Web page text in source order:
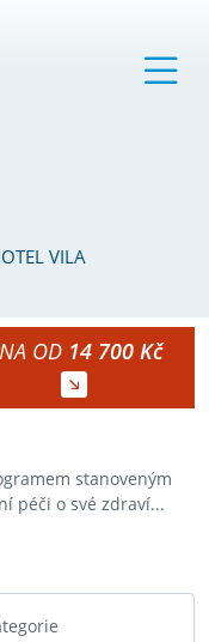
VILA
OD 14 700 Kč
stanoveným
péči o své zdraví...